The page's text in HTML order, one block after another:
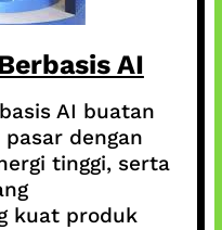
AI
AI buatan
dengan
tinggi, serta
kuat produk